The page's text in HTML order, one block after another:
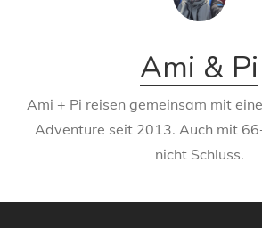
Ami & Pi
Ami + Pi reisen gemeinsam mit
Adventure seit 2013. Auch mit
nicht Schluss.